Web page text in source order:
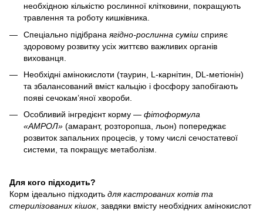
необхідною кількістю рослинної клітковини, покращують
травлення та роботу кишківника.
Спеціально підібрана ягідно-рослинна суміш сприяє
здоровому розвитку усіх життєво важливих органів
вихованця.
Необхідні амінокислоти (таурин, L-карнітин, DL-метіонін)
та збалансований вміст кальцію і фосфору запобігають
появі сечокам’яної хвороби.
Особливий інгредієнт корму — фітоформула
«АМРОЛ» (амарант, розторопша, льон) попереджає
розвиток запальних процесів, у тому числі сечостатевої
системи, та покращує метаболізм.
Для кого підходить?
Корм ідеально підходить для кастрованих котів та
стерилізованих кішок , завдяки вмісту необхідних амінокислот